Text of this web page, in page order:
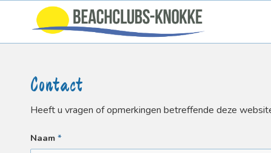
Contact
Heeft u vragen of opmerkingen betreffende deze
Naam *